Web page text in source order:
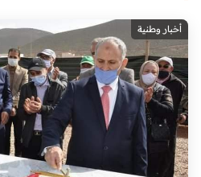
أخبار وطنية